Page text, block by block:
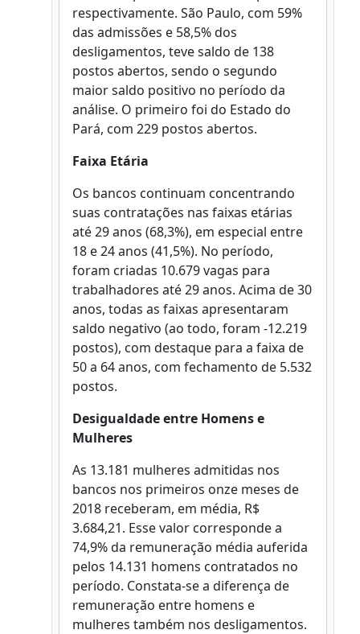
respectivamente. São Paulo, com 59%
das admissões e 58,5% dos
desligamentos, teve saldo de 138
postos abertos, sendo o segundo
maior saldo positivo no período da
análise. O primeiro foi do Estado do
Pará, com 229 postos abertos.
Faixa Etária
Os bancos continuam concentrando
suas contratações nas faixas etárias
até 29 anos (68,3%), em especial entre
18 e 24 anos (41,5%). No período,
foram criadas 10.679 vagas para
trabalhadores até 29 anos. Acima de 30
anos, todas as faixas apresentaram
saldo negativo (ao todo, foram -12.219
postos), com destaque para a faixa de
50 a 64 anos, com fechamento de 5.532
postos.
Desigualdade entre Homens e
Mulheres
As 13.181 mulheres admitidas nos
bancos nos primeiros onze meses de
2018 receberam, em média, R$
3.684,21. Esse valor corresponde a
74,9% da remuneração média auferida
pelos 14.131 homens contratados no
período. Constata-se a diferença de
remuneração entre homens e
mulheres também nos desligamentos.